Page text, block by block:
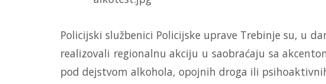
Policijski službenici Policijske uprave Trebinje su, u
realizovali regionalnu akciju u saobraćaju sa
pod dejstvom alkohola, opojnih droga ili